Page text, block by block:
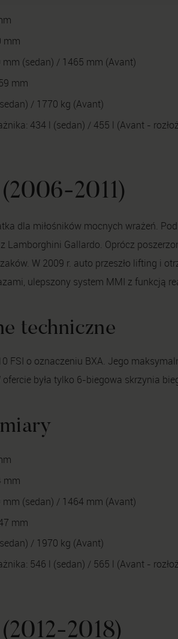
mm
mm (sedan) / 1465 mm (Avant)
mm
/ 1770 kg (Avant)
434 l (sedan) / 455 l (Avant -
2011)
dla miłośników mocnych wrażeń.
Lamborghini Gallardo. Oprócz
W 2009 r. auto przeszło lifting i
ulepszony system MMI z funkcją
techniczne
FSI o oznaczeniu BXA. Jego
była tylko 6-biegowa skrzynia
mm
mm (sedan) / 1464 mm (Avant)
mm
/ 1970 kg (Avant)
546 l (sedan) / 565 l (Avant -
2018)